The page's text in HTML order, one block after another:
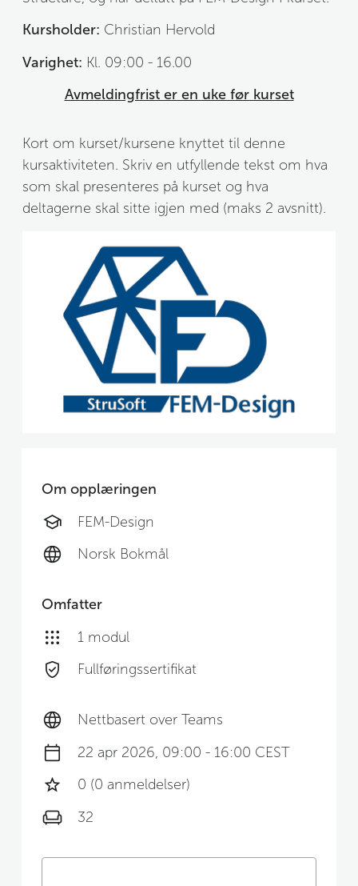
Kursholder: Christian Hervold
Varighet: Kl. 09:00 - 16.00
Avmeldingfrist er en uke før kurset
Kort om kurset/kursene knyttet til denne
kursaktiviteten. Skriv en utfyllende tekst om hva
som skal presenteres på kurset og hva
deltagerne skal sitte igjen med (maks 2 avsnitt).
Om opplæringen
FEM-Design
Norsk Bokmål
Omfatter
1 modul
Fullføringssertifikat
Nettbasert over Teams
22 apr 2026, 09:00 - 16:00 CEST
0 (0 anmeldelser)
32